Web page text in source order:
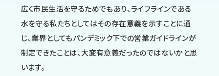
広く市民生活を守るためでもあり、ライフラインである
水を守る私たちとしてはその存在意義を示すことに通
じ、業界としてもパンデミック下での営業ガイドラインが
制定できたことは、大変有意義だったのではないかと思
います。